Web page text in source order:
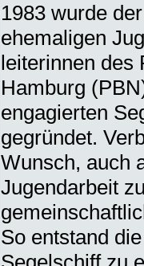
1983 wurde
ehemaligen
leiterinnen des
Hamburg
engagierten
gegründet.
Wunsch, auch
Jugendarbeit
So entstand